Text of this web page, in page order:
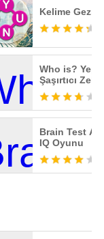
Kelime
Who is?
Şaşırtıcı Zeka
Oyunları
Brain Test
IQ Oyunu